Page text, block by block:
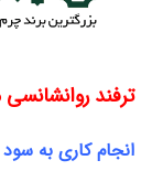
ترفند
انجام کاری به